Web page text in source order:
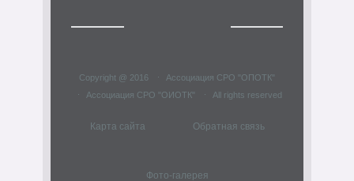
Copyright @ 2016
Ассоциация СРО "ОПОТК"
Ассоциация СРО "ОИОТК"
All rights reserved
Карта сайта Обратная связь
Фото-галерея